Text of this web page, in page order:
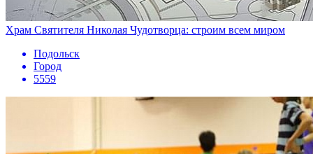
Храм Святителя Николая Чудотворца: строим всем миром
Подольск
Город
5559